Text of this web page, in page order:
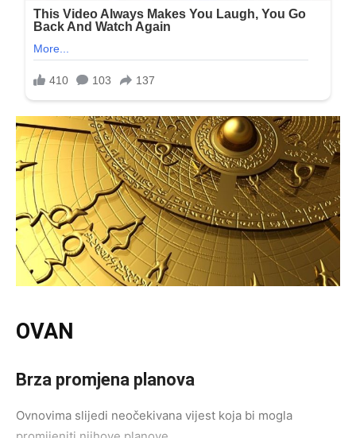
OVAN
Brza promjena planova
Ovnovima slijedi neočekivana vijest koja bi mogla